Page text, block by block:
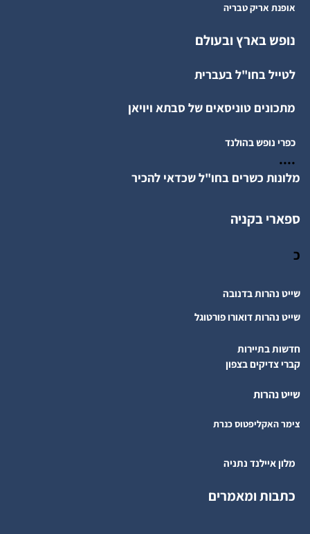
אופנת אריק טבריה
נופש בארץ ובעולם
לטייל בחו"ל בעברית
מתכונים טוניסאים של סבתא ויויאן
כפרי נופש בהולנד
....
מלונות כשרים בחו"ל שכדאי להכיר
ספארי בקניה
כ
שייט נהרות בדנובה
שייט נהרות דואורו פורטוגל
חדשות בתיירות
קברי צדיקים בצפון
שייט נהרות
צימר האקליפטוס כנרת
מלון איילנד נתניה
כתבות ומאמרים